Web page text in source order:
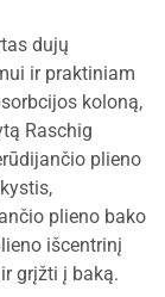
dujų
ir praktiniam
koloną,
Raschig
plieno
plieno bako
išcentrinį
grįžti į baką.